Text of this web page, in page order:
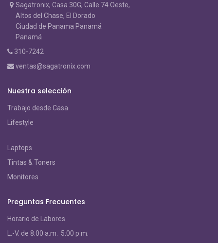
Sagatronix, Casa 30G, Calle 74 Oeste,
Altos del Chase, El Dorado
Ciudad de Panama Panamá
Panamá
310-7242
ventas@sagatronix.com
Nuestra selección
Trabajo desde Casa
Lifestyle
Laptops
Tintas & Toners
Monitores
Preguntas Frecuentes
Horario de Labores
L.-V. de 8:00 a.m. 5:00 p.m.